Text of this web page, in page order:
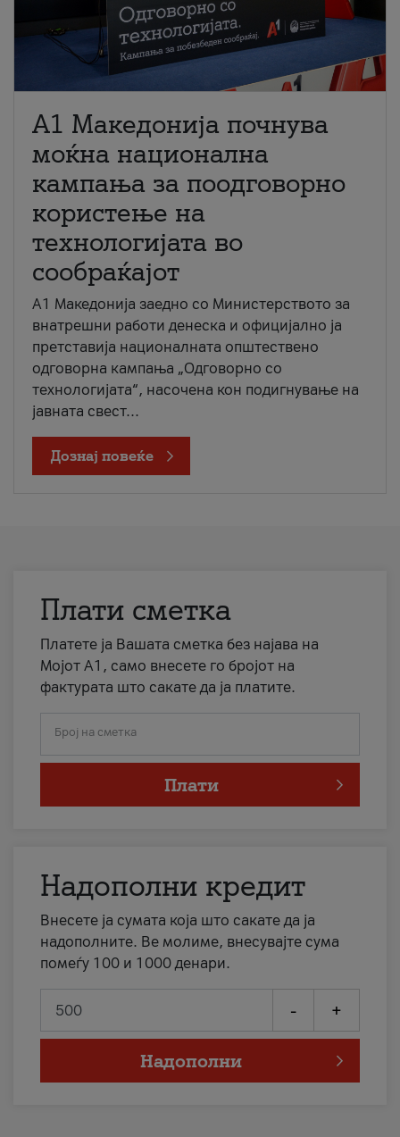
A1 Македонија почнува
моќна национална
кампања за поодговорно
користење на
технологијата во
сообраќајот
A1 Македонија заедно со Министерството за
внатрешни работи денеска и официјално ја
претставија националната општествено
одговорна кампања „Одговорно со
технологијата“, насочена кон подигнување на
јавната свест...
Дознај повеќе
Плати сметка
Платете ја Вашата сметка без најава на
Мојот А1, само внесете го бројот на
фактурата што сакате да ја платите.
Број на сметка
Плати
Надополни кредит
Внесете ја сумата која што сакате да ја
надополните. Ве молиме, внесувајте сума
помеѓу 100 и 1000 денари.
- +
Надополни